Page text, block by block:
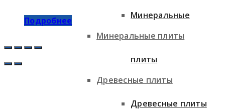
Минеральные плиты
Древесные плиты
Минеральные
плиты
Древесные плиты
Подробнее